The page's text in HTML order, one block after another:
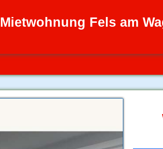
Mietwohnung Fels am